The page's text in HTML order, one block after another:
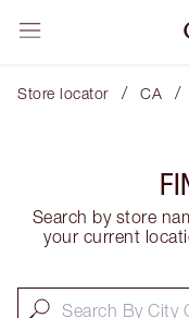
Store locator / CA /
Search by store
your current